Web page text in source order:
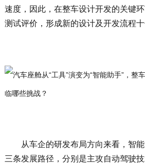
速度，因此，在整车设计开发的关键
测试评价，形成新的设计及开发流程十
从车企的研发布局方向来看，智
三条发展路径，分别是主攻自动驾驶技